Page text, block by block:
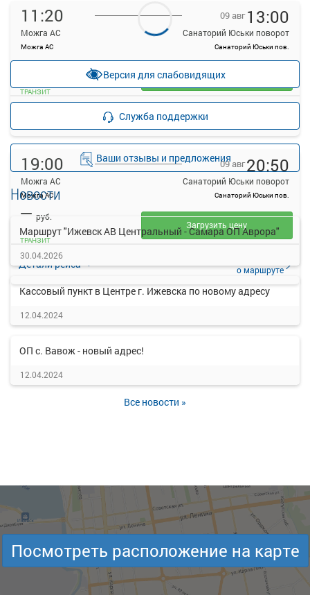
11:20
Можга АС
Можга АС
09 авг 13:00
Санаторий Юськи поворот
Санаторий Юськи пов.
—
ТРАНЗИТ
Загрузить цену
19:00
Можга АС
Можга АС
09 авг20:50
Санаторий Юськи поворот
Санаторий Юськи пов.
Детали рейса
о маршруте
— руб.
ТРАНЗИТ
Загрузить цену
Версия для слабовидящих
Служба поддержки
Ваши отзывы и предложения
Новости
Маршрут "Ижевск АВ Центральный - Самара ОП Аврора"
30.04.2026
Кассовый пункт в Центре г. Ижевска по новому адресу
12.04.2024
ОП с. Вавож - новый адрес!
12.04.2024
Все новости »
Посмотреть расположение на карте